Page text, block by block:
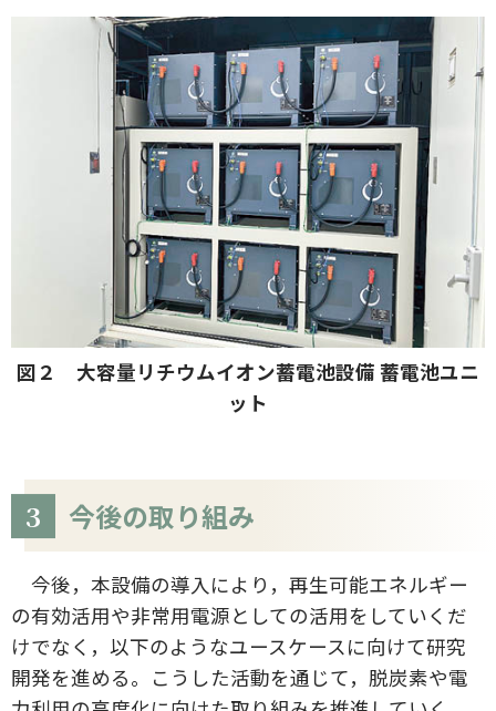
図２ 大容量リチウムイオン蓄電池設備 蓄電池ユニ
ット
3 今後の取り組み
今後，本設備の導入により，再生可能エネルギー
の有効活用や非常用電源としての活用をしていくだ
けでなく，以下のようなユースケースに向けて研究
開発を進める。こうした活動を通じて，脱炭素や電